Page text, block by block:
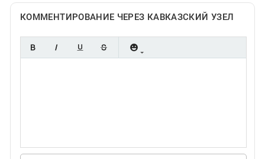
КОММЕНТИРОВАНИЕ ЧЕРЕЗ КАВКАЗСКИЙ УЗЕЛ